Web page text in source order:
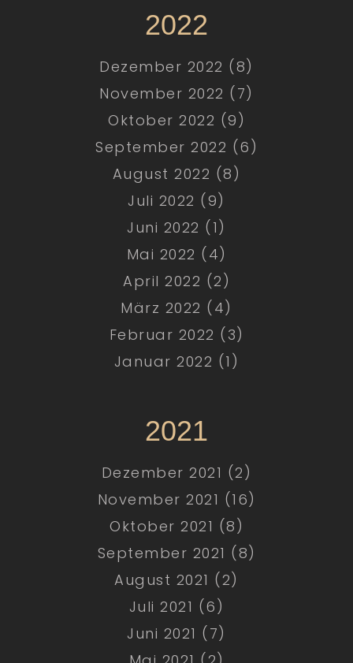
2022
Dezember 2022 (8)
November 2022 (7)
Oktober 2022 (9)
September 2022 (6)
August 2022 (8)
Juli 2022 (9)
Juni 2022 (1)
Mai 2022 (4)
April 2022 (2)
März 2022 (4)
Februar 2022 (3)
Januar 2022 (1)
2021
Dezember 2021 (2)
November 2021 (16)
Oktober 2021 (8)
September 2021 (8)
August 2021 (2)
Juli 2021 (6)
Juni 2021 (7)